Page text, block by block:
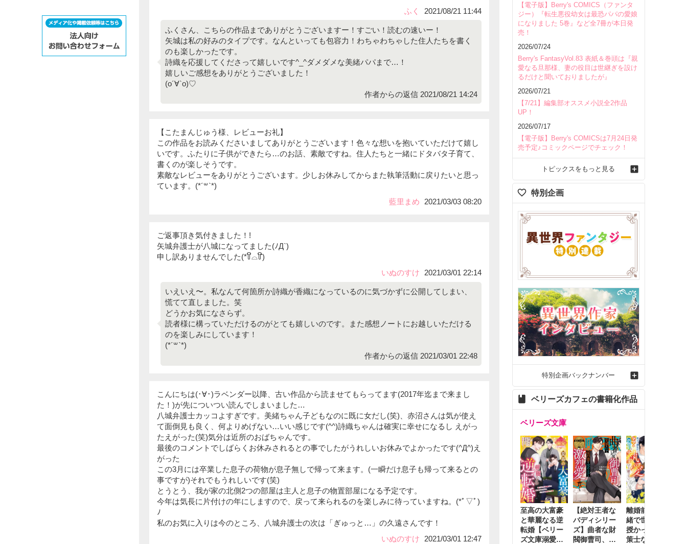
ふく
2021/08/21 11:44
ふくさん、こちらの作品までありがとうございますー！すごい！読むの速いー！
矢城は私の好みのタイプです。なんといっても包容力！わちゃわちゃした住人たちを書く
のも楽しかったです。
詩織を応援してくださって嬉しいです^_^ダメダメな美緒パパまで…！
嬉しいご感想をありがとうございました！
(о´∀`о)♡
作者からの返信 2021/08/21 14:24
【こたまんじゅう様、レビューお礼】
この作品をお読みくださいましてありがとうございます！色々な想いを抱いていただけて嬉し
いです。ふたりに子供ができたら…のお話、素敵ですね。住人たちと一緒にドタバタ子育て、
書くのが楽しそうです。
素敵なレビューをありがとうございます。少しお休みしてからまた執筆活動に戻りたいと思っ
ています。(*´꒳`*)
藍里まめ
2021/03/03 08:20
ご返事頂き気付きました！!
矢城弁護士が八城になってました(ﾉД`)
申し訳ありませんでした(*꒦ິ⌓꒦ີ)
いぬのすけ
2021/03/01 22:14
いえいえ〜。私なんて何箇所か詩織が香織になっているのに気づかずに公開してしまい、
慌てて直しました。笑
どうかお気になさらず。
読者様に構っていただけるのがとても嬉しいのです。また感想ノートにお越しいただける
のを楽しみにしています！
(*´꒳`*)
作者からの返信 2021/03/01 22:48
こんにちは(･∀･)ラベンダー以降、古い作品から読ませてもらってます(2017年迄まで来まし
た！)が先についつい読んでしまいました…
八城弁護士カッコよすぎです。美緒ちゃん子どもなのに既に女だし(笑)、赤沼さんは気が使え
て面倒見も良く、何よりめげない…いい感じです(^^)詩織ちゃんは確実に幸せになるし えがっ
たえがった(笑)気分は近所のおばちゃんです。
最後のコメントでしばらくお休みされるとの事でしたがうれしいお休みでよかったです(^Д^)え
がった
この3月には卒業した息子の荷物が息子無しで帰って来ます。(一瞬だけ息子も帰って来るとの
事ですが)それでもうれしいです(笑)
とうとう、我が家の北側2つの部屋は主人と息子の物置部屋になる予定です。
今年は気長に片付けの年にしますので、戻って来られるのを楽しみに待っていますね。(*ﾟ▽ﾟ)
ﾉ
私のお気に入りは今のところ、八城弁護士の次は「ぎゅっと…」の久遠さんです！
いぬのすけ
2021/03/01 12:47
【電子版】Berry's COMICS（ファンタ
ジー）『転生悪役幼女は最恐パパの愛娘
になりました 5巻』など全7冊が本日発
売！
2026/07/24
Berry's FantasyVol.83 表紙＆巻頭は『親
愛なる旦那様、妻の役目は世継ぎを設け
るだけと聞いておりましたが』
2026/07/21
【7/21】編集部オススメ小説全2作品
UP！
2026/07/17
【電子版】Berry's COMICSは7月24日発
売予定♪コミックページでチェック！
トピックスをもっと見る
特別企画
特別企画バックナンバー
ベリーズカフェの書籍化作品
ベリーズ文庫
至高の大富豪
と華麗なる逆
転婚【ベリー
ズ文庫溺愛ア
【絶対王者な
バディシリー
ズ】曲者な財
閥御曹司、笑
離婚前夜に内
緒で世継ぎを
授かったら～
策士な御曹司